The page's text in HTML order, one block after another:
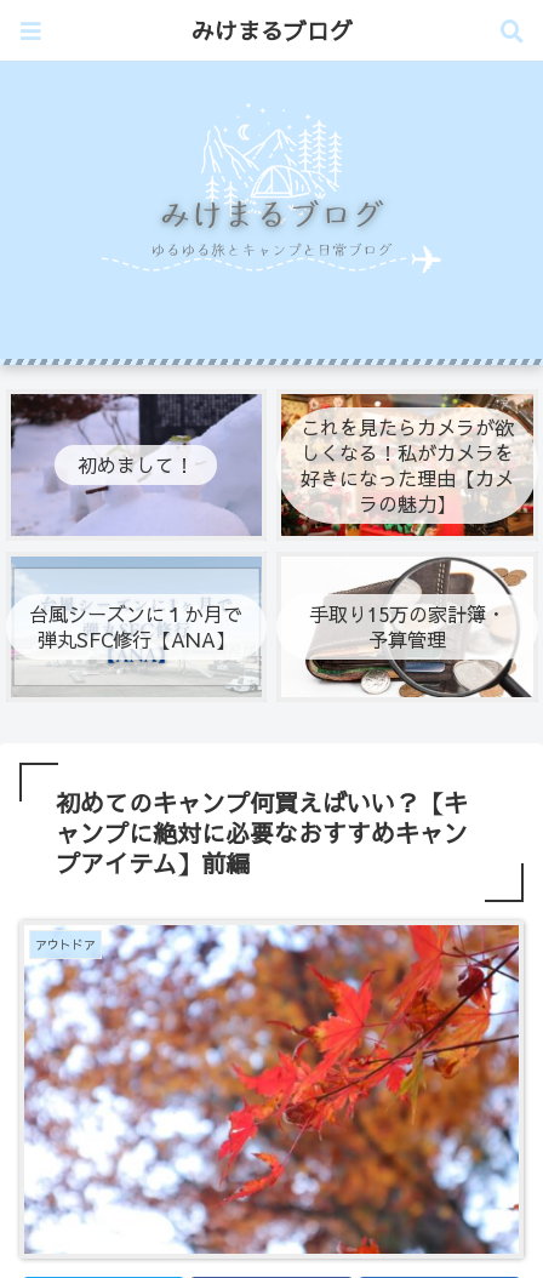
初めまして！
これを見たらカメラが欲
しくなる！私がカメラを
好きになった理由【カメ
ラの魅力】
台風シーズンに１か月で
弾丸SFC修行【ANA】
手取り15万の家計簿・
予算管理
初めてのキャンプ何買えばいい？【キ
ャンプに絶対に必要なおすすめキャン
プアイテム】前編
アウトドア
みけまるブログ